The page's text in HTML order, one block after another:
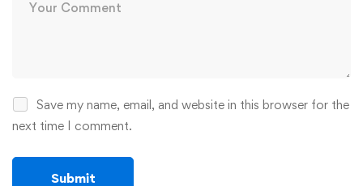
Save my name, email, and website in this browser for the
next time I comment.